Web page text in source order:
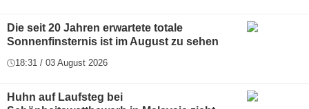
Die seit 20 Jahren erwartete totale
Sonnenfinsternis ist im August zu sehen
18:31 / 03 August 2026
Huhn auf Laufsteg bei